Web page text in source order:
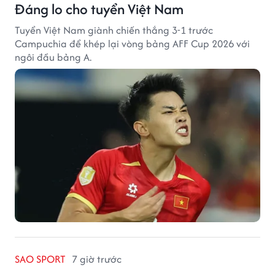
Đáng lo cho tuyển Việt Nam
Tuyển Việt Nam giành chiến thắng 3-1 trước
Campuchia để khép lại vòng bảng AFF Cup 2026 với
ngôi đầu bảng A.
SAO SPORT 7 giờ trước